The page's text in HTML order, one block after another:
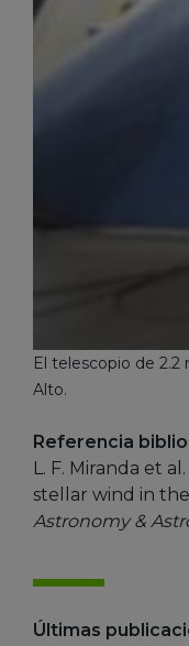
El telescopio de
Alto.
Referencia
L. F. Miranda et
stellar wind in
Astronomy &
Últimas